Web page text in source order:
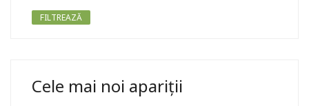
FILTREAZĂ
Cele mai noi apariții